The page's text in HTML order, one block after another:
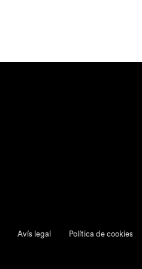
Avís legal Política de cookies